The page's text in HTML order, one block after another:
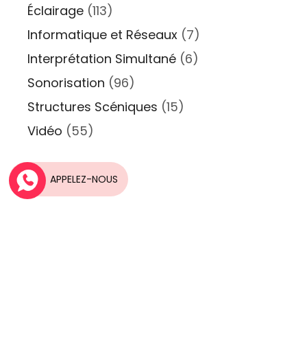
Éclairage (113)
Informatique et Réseaux (7)
Interprétation Simultané (6)
Sonorisation (96)
Structures Scéniques (15)
Vidéo (55)
APPELEZ-NOUS